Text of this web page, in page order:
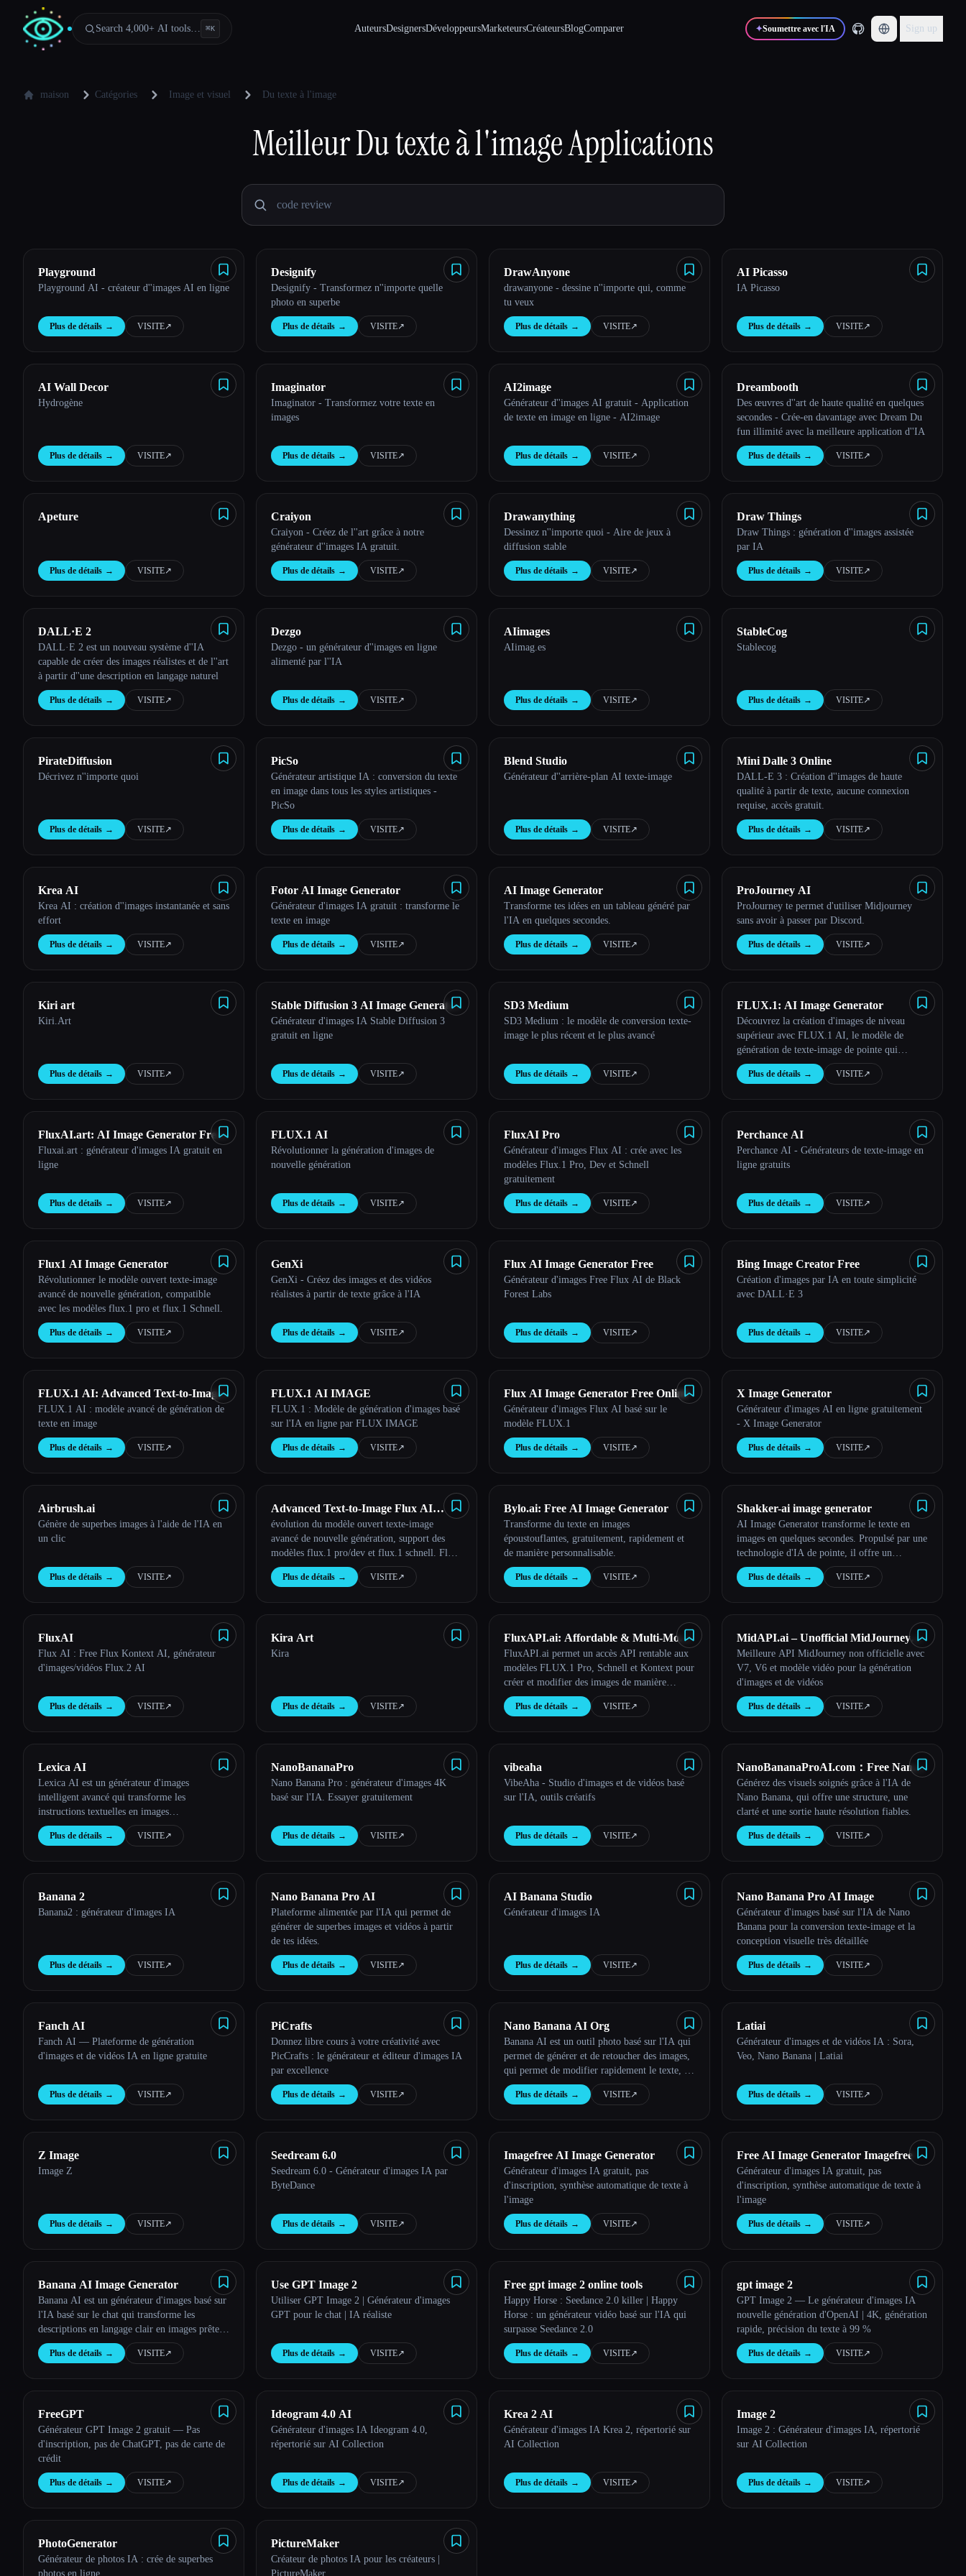
Search 4,000+ AI tools… ⌘K AuteursDesignersDéveloppeursMarketeursCréateursBlogComparer ✦Soumettre avec l'IA Sign up
maison Catégories Image et visuel Du texte à l'image
MeilleurDu texte à l'imageApplications
Playground
Playground AI - créateur d''images AI en ligne
Plus de détails → VISITE↗︎
Designify
Designify - Transformez n''importe quelle
photo en superbe
Plus de détails → VISITE↗︎
DrawAnyone
drawanyone - dessine n''importe qui, comme
tu veux
Plus de détails → VISITE↗︎
AI Picasso
IA Picasso
Plus de détails → VISITE↗︎
AI Wall Decor
Hydrogène
Plus de détails → VISITE↗︎
Imaginator
Imaginator - Transformez votre texte en
images
Plus de détails → VISITE↗︎
AI2image
Générateur d''images AI gratuit - Application
de texte en image en ligne - AI2image
Plus de détails → VISITE↗︎
Dreambooth
Des œuvres d''art de haute qualité en quelques
secondes - Crée-en davantage avec Dream Du
fun illimité avec la meilleure application d''IA
Plus de détails → VISITE↗︎
Apeture
Plus de détails → VISITE↗︎
Craiyon
Craiyon - Créez de l''art grâce à notre
générateur d''images IA gratuit.
Plus de détails → VISITE↗︎
Drawanything
Dessinez n''importe quoi - Aire de jeux à
diffusion stable
Plus de détails → VISITE↗︎
Draw Things
Draw Things : génération d''images assistée
par IA
Plus de détails → VISITE↗︎
DALL·E 2
DALL·E 2 est un nouveau système d''IA
capable de créer des images réalistes et de l''art
à partir d''une description en langage naturel
Plus de détails → VISITE↗︎
Dezgo
Dezgo - un générateur d''images en ligne
alimenté par l''IA
Plus de détails → VISITE↗︎
AIimages
AIimag.es
Plus de détails → VISITE↗︎
StableCog
Stablecog
Plus de détails → VISITE↗︎
PirateDiffusion
Décrivez n''importe quoi
Plus de détails → VISITE↗︎
PicSo
Générateur artistique IA : conversion du texte
en image dans tous les styles artistiques -
PicSo
Plus de détails → VISITE↗︎
Blend Studio
Générateur d''arrière-plan AI texte-image
Plus de détails → VISITE↗︎
Mini Dalle 3 Online
DALL-E 3 : Création d''images de haute
qualité à partir de texte, aucune connexion
requise, accès gratuit.
Plus de détails → VISITE↗︎
Krea AI
Krea AI : création d''images instantanée et sans
effort
Plus de détails → VISITE↗︎
Fotor AI Image Generator
Générateur d'images IA gratuit : transforme le
texte en image
Plus de détails → VISITE↗︎
AI Image Generator
Transforme tes idées en un tableau généré par
l'IA en quelques secondes.
Plus de détails → VISITE↗︎
ProJourney AI
ProJourney te permet d'utiliser Midjourney
sans avoir à passer par Discord.
Plus de détails → VISITE↗︎
Kiri art
Kiri.Art
Plus de détails → VISITE↗︎
Stable Diffusion 3 AI Image Generator
Free Online
Générateur d'images IA Stable Diffusion 3
gratuit en ligne
Plus de détails → VISITE↗︎
SD3 Medium
SD3 Medium : le modèle de conversion texte-
image le plus récent et le plus avancé
Plus de détails → VISITE↗︎
FLUX.1: AI Image Generator
Découvrez la création d'images de niveau
supérieur avec FLUX.1 AI, le modèle de
génération de texte-image de pointe qui
transforme tes mots en images époustouflantes.
Plus de détails → VISITE↗︎
FluxAI.art: AI Image Generator Free
Online
Fluxai.art : générateur d'images IA gratuit en
ligne
Plus de détails → VISITE↗︎
FLUX.1 AI
Révolutionner la génération d'images de
nouvelle génération
Plus de détails → VISITE↗︎
FluxAI Pro
Générateur d'images Flux AI : crée avec les
modèles Flux.1 Pro, Dev et Schnell
gratuitement
Plus de détails → VISITE↗︎
Perchance AI
Perchance AI - Générateurs de texte-image en
ligne gratuits
Plus de détails → VISITE↗︎
Flux1 AI Image Generator
Révolutionner le modèle ouvert texte-image
avancé de nouvelle génération, compatible
avec les modèles flux.1 pro et flux.1 Schnell.
Plus de détails → VISITE↗︎
GenXi
GenXi - Créez des images et des vidéos
réalistes à partir de texte grâce à l'IA
Plus de détails → VISITE↗︎
Flux AI Image Generator Free
Générateur d'images Free Flux AI de Black
Forest Labs
Plus de détails → VISITE↗︎
Bing Image Creator Free
Création d'images par IA en toute simplicité
avec DALL·E 3
Plus de détails → VISITE↗︎
FLUX.1 AI: Advanced Text-to-Image
Generation Model
FLUX.1 AI : modèle avancé de génération de
texte en image
Plus de détails → VISITE↗︎
FLUX.1 AI IMAGE
FLUX.1 : Modèle de génération d'images basé
sur l'IA en ligne par FLUX IMAGE
Plus de détails → VISITE↗︎
Flux AI Image Generator Free Online
Générateur d'images Flux AI basé sur le
modèle FLUX.1
Plus de détails → VISITE↗︎
X Image Generator
Générateur d'images AI en ligne gratuitement
- X Image Generator
Plus de détails → VISITE↗︎
Airbrush.ai
Génère de superbes images à l'aide de l'IA en
un clic
Plus de détails → VISITE↗︎
Advanced Text-to-Image Flux AI
Image Maker
évolution du modèle ouvert texte-image
avancé de nouvelle génération, support des
modèles flux.1 pro/dev et flux.1 schnell. Flux
AI Image Maker Online - Outils avancés de
synthèse d'images
Plus de détails → VISITE↗︎
Bylo.ai: Free AI Image Generator
Transforme du texte en images
époustouflantes, gratuitement, rapidement et
de manière personnalisable.
Plus de détails → VISITE↗︎
Shakker-ai image generator
AI Image Generator transforme le texte en
images en quelques secondes. Propulsé par une
technologie d'IA de pointe, il offre un
potentiel créatif illimité grâce à des styles, des
résolutions et des sorties personnalisables.
Plus de détails → VISITE↗︎
FluxAI
Flux AI : Free Flux Kontext AI, générateur
d'images/vidéos Flux.2 AI
Plus de détails → VISITE↗︎
Kira Art
Kira
Plus de détails → VISITE↗︎
FluxAPI.ai: Affordable & Multi-Model
FLUX.1 Image Generation API
FluxAPI.ai permet un accès API rentable aux
modèles FLUX.1 Pro, Schnell et Kontext pour
créer et modifier des images de manière
évolutive.
Plus de détails → VISITE↗︎
MidAPI.ai – Unofficial MidJourney
API
Meilleure API MidJourney non officielle avec
V7, V6 et modèle vidéo pour la génération
d'images et de vidéos
Plus de détails → VISITE↗︎
Lexica AI
Lexica AI est un générateur d'images
intelligent avancé qui transforme les
instructions textuelles en images
époustouflantes de haute qualité en quelques
secondes.
Plus de détails → VISITE↗︎
NanoBananaPro
Nano Banana Pro : générateur d'images 4K
basé sur l'IA. Essayer gratuitement
Plus de détails → VISITE↗︎
vibeaha
VibeAha - Studio d'images et de vidéos basé
sur l'IA, outils créatifs
Plus de détails → VISITE↗︎
NanoBananaProAI.com：Free Nano
Banana AI Image Editor
Générez des visuels soignés grâce à l'IA de
Nano Banana, qui offre une structure, une
clarté et une sortie haute résolution fiables.
Plus de détails → VISITE↗︎
Banana 2
Banana2 : générateur d'images IA
Plus de détails → VISITE↗︎
Nano Banana Pro AI
Plateforme alimentée par l'IA qui permet de
générer de superbes images et vidéos à partir
de tes idées.
Plus de détails → VISITE↗︎
AI Banana Studio
Générateur d'images IA
Plus de détails → VISITE↗︎
Nano Banana Pro AI Image
Générateur d'images basé sur l'IA de Nano
Banana pour la conversion texte-image et la
conception visuelle très détaillée
Plus de détails → VISITE↗︎
Fanch AI
Fanch AI — Plateforme de génération
d'images et de vidéos IA en ligne gratuite
Plus de détails → VISITE↗︎
PiCrafts
Donnez libre cours à votre créativité avec
PicCrafts : le générateur et éditeur d'images IA
par excellence
Plus de détails → VISITE↗︎
Nano Banana AI Org
Banana AI est un outil photo basé sur l'IA qui
permet de générer et de retoucher des images,
qui permet de modifier rapidement le texte, de
transformer le style et d'obtenir des résultats
photoréalistes.
Plus de détails → VISITE↗︎
Latiai
Générateur d'images et de vidéos IA : Sora,
Veo, Nano Banana | Latiai
Plus de détails → VISITE↗︎
Z Image
Image Z
Plus de détails → VISITE↗︎
Seedream 6.0
Seedream 6.0 - Générateur d'images IA par
ByteDance
Plus de détails → VISITE↗︎
Imagefree AI Image Generator
Générateur d'images IA gratuit, pas
d'inscription, synthèse automatique de texte à
l'image
Plus de détails → VISITE↗︎
Free AI Image Generator Imagefree
Générateur d'images IA gratuit, pas
d'inscription, synthèse automatique de texte à
l'image
Plus de détails → VISITE↗︎
Banana AI Image Generator
Banana AI est un générateur d'images basé sur
l'IA basé sur le chat qui transforme les
descriptions en langage clair en images prêtes
à être diffusées en résolution 4K.
Plus de détails → VISITE↗︎
Use GPT Image 2
Utiliser GPT Image 2 | Générateur d'images
GPT pour le chat | IA réaliste
Plus de détails → VISITE↗︎
Free gpt image 2 online tools
Happy Horse : Seedance 2.0 killer | Happy
Horse : un générateur vidéo basé sur l'IA qui
surpasse Seedance 2.0
Plus de détails → VISITE↗︎
gpt image 2
GPT Image 2 — Le générateur d'images IA
nouvelle génération d'OpenAI | 4K, génération
rapide, précision du texte à 99 %
Plus de détails → VISITE↗︎
FreeGPT
Générateur GPT Image 2 gratuit — Pas
d'inscription, pas de ChatGPT, pas de carte de
crédit
Plus de détails → VISITE↗︎
Ideogram 4.0 AI
Générateur d'images IA Ideogram 4.0,
répertorié sur AI Collection
Plus de détails → VISITE↗︎
Krea 2 AI
Générateur d'images IA Krea 2, répertorié sur
AI Collection
Plus de détails → VISITE↗︎
Image 2
Image 2 : Générateur d'images IA, répertorié
sur AI Collection
Plus de détails → VISITE↗︎
PhotoGenerator
Générateur de photos IA : crée de superbes
photos en ligne
PictureMaker
Créateur de photos IA pour les créateurs |
PictureMaker